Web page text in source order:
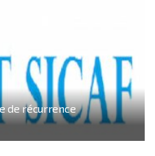
de récurrence